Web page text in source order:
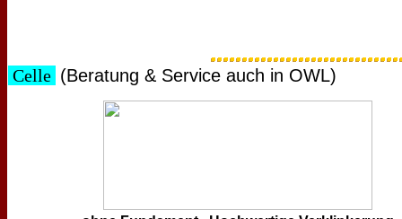
Celle (Beratung & Service auch in OWL)